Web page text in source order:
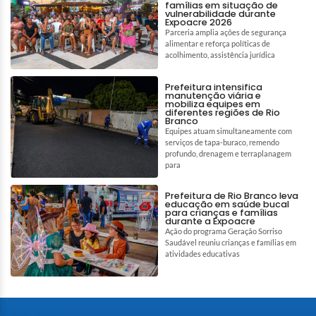
famílias em situação de
vulnerabilidade durante
Expoacre 2026
Parceria amplia ações de segurança
alimentar e reforça políticas de
acolhimento, assistência jurídica
Prefeitura intensifica
manutenção viária e
mobiliza equipes em
diferentes regiões de Rio
Branco
Equipes atuam simultaneamente com
serviços de tapa-buraco, remendo
profundo, drenagem e terraplanagem
para
Prefeitura de Rio Branco leva
educação em saúde bucal
para crianças e famílias
durante a Expoacre
Ação do programa Geração Sorriso
Saudável reuniu crianças e famílias em
atividades educativas